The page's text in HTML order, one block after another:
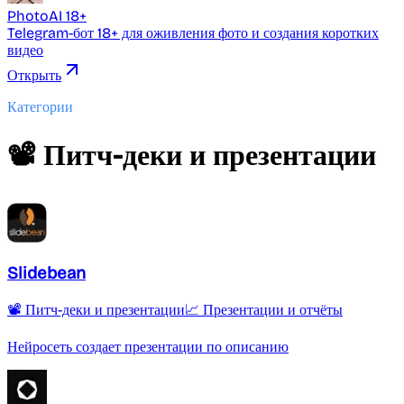
PhotoAI 18+
Telegram-бот 18+ для оживления фото и создания коротких
видео
Открыть
Категории
📽️ Питч-деки и презентации
Slidebean
📽️ Питч-деки и презентации📈 Презентации и отчёты
Нейросеть создает презентации по описанию